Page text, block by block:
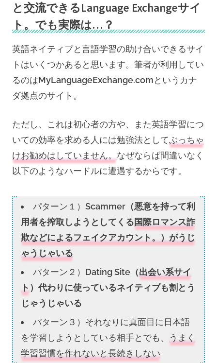
と交流できるLanguage Exchangeサイ
ト。でも実際は…？
英語ネイティブと言語学習の助け合いできるサイ
トはいくつかあると思います。筆者が利用してい
るのはMyLanguageExchange.comというカナ
ダ拠点のサイト。
ただし、これは初心者の方や、また英語学習につ
いての効率を求める人には勉強法としてぶっちゃ
けお勧めはしていません。 なぜならば間違いなく
以下のようなハードルに遭遇するからです。
パターン１） Scammer（悪意を持って利
用者を搾取しようとしてくる国際ロマンス詐
欺などによるフェイクアカウント。）がうじ
ゃうじゃいる
パターン２） Dating Site（出会い系サイ
ト ）代わりに使っているネイティブも割とう
じゃうじゃいる
パターン３）それなりに真面目に日本語
を学習しようとしている相手とでも、
うまく
学習習慣を作れないと長続きしない